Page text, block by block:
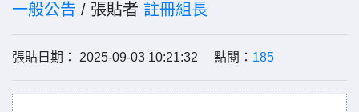
一般公告 / 張貼者 註冊組長
張貼日期： 2025-09-03 10:21:32 點閱： 185